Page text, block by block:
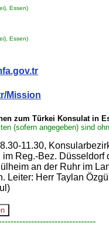
Essen)
Essen)
Mission
zum Türkei Konsulat in
(sofern angegeben) sind
11.30,
im Reg.-Bez. Düsseldorf
an der Ruhr im
Leiter: Herr Taylan